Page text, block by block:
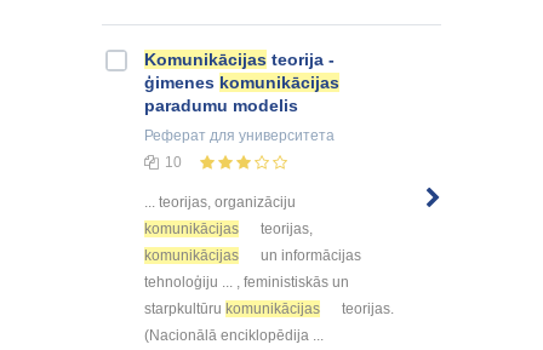
Komunikācijas teorija -
ģimenes komunikācijas
paradumu modelis
Реферат для университета
10
... teorijas, organizāciju
komunikācijas
teorijas,
komunikācijas
un informācijas
tehnoloģiju ... , feministiskās un
starpkultūru komunikācijas
teorijas.
(Nacionālā enciklopēdija ...